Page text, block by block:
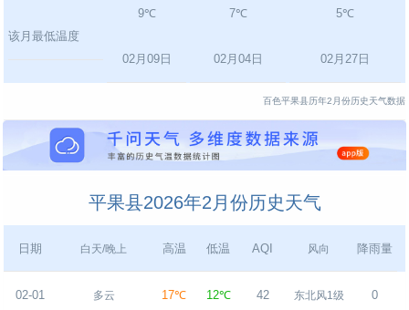
该月最低温度
9℃
02月09日
7℃
02月04日
5℃
02月27日
百色平果县历年2月份历史天气数据
平果县2026年2月份历史天气
日期 白天/晚上 高温 低温 AQI 风向 降雨量
02-01 多云 17℃ 12℃ 42 东北风1级 0